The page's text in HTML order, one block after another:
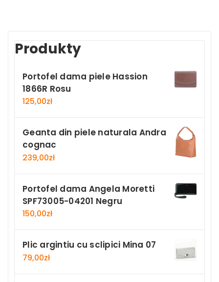
Produkty
Portofel dama piele Hassion
1866R Rosu
125,00zł
Geanta din piele naturala Andra
cognac
239,00zł
Portofel dama Angela Moretti
SPF73005-04201 Negru
150,00zł
Plic argintiu cu sclipici Mina 07
79,00zł